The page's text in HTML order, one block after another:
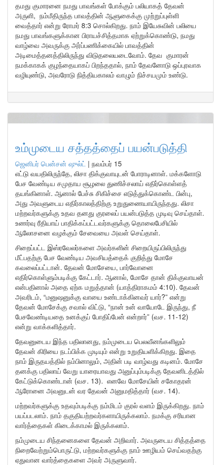
தமது குமாரனை நமது பாவங்கள் போக்கும் பலியாகத் தேவன்
அருளி, நம்மீதிருந்த பாவத்தின் ஆளுகைக்கு முற்றுப்புள்ளி
வைத்தார் என்று ரோமர் 8:3 சொல்கிறது. நாம் இயேசுவின் பலியை
நமது பாவங்களுக்கான பிராயச்சித்தமாக ஏற்றுக்கொண்டு, நமது
வாழ்வை அவருக்கு அர்ப்பணிக்கையில் பாவத்தின்
அடிமைத்தனத்திலிருந்து விடுதலையடைவோம். தேவ குமாரன்
நமக்காகக் குழந்தையாகப் பிறந்ததால், நாம் தேவனோடு ஒப்புரவாக
வழியுண்டு, அவரோடு நித்தியகாலம் வாழும் நிச்சயமும் உண்டு.
உம்முடைய சத்தத்தைப் பயன்படுத்தி
ஜெனிபர் பென்சன் ஷுல்ட் | நவம்பர் 15
எட்டு வயதிலிருந்தே, லிசா திக்குவாயுடன் போராடினாள். மக்களோடு
பேச வேண்டிய சமுதாய சூழலை துணிச்சலாய் எதிர்கொள்ளத்
தயங்கினாள். ஆனால் பேச்சு சிகிச்சை எடுத்துக்கொண்ட பின்பு,
அது அவளுடைய எதிர்காலத்திற்கு உறுதுணையாயிருந்தது. லிசா
மற்றவர்களுக்கு உதவ தனது குரலைப் பயன்படுத்த முடிவு செய்தாள்.
உணர்வு ரீதியாய் பாதிக்கப்பட்டவர்களுக்கு தொலைபேசியில்
ஆலோசனை வழக்கும் சேவையை அவள் செய்தாள்.
சிறைப்பட்ட இஸ்ரவேலர்களை அவர்களின் சிறையிருப்பிலிருந்து
மீட்பதற்கு பேச வேண்டிய அவசியத்தைக் குறித்து மோசே
கவலைப்பட்டான். தேவன் மோசேயை, பார்வோனை
எதிர்கொள்ளும்படிக்கு கேட்டார். ஆனால், மோசே தான் திக்குவாயன்
என்பதினால் அதை ஏற்க மறுத்தான் (யாத்திராகமம் 4:10). தேவன்
அவரிடம், “மனுஷனுக்கு வாயை உண்டாக்கினவர் யார்?” என்று
தேவன் மோசேக்கு சவால் விட்டு, “நான் உன் வாயோடே இருந்து, நீ
பேசவேண்டியதை உனக்குப் போதிப்பேன் என்றார்” (வச. 11-12)
என்று வாக்களித்தார்.
தேவனுடைய இந்த பதிலானது, நம்முடைய பெலவீனங்களிலும்
தேவன் கிரியை நடப்பிக்க முடியும் என்று உறுதியளிக்கிறது. இதை
நாம் இருதயத்தில் நம்பினாலும், அதின் படி வாழ்வது கடினம். மோசே
தனக்கு பதிலாய் வேறு யாரையாவது அனுப்பும்படிக்கு தேவனிடத்தில்
கேட்டுக்கொண்டான் (வச. 13). எனவே மோசேயின் சகோதரன்
ஆரோனை அவனுடன் வர தேவன் அனுமதித்தார் (வச. 14).
மற்றவர்களுக்கு உதவும்படிக்கு நம்மிடம் குரல் வளம் இருக்கிறது. நாம்
பயப்படலாம். நாம் தகுதியற்றவர்களாயிருக்கலாம். நமக்கு சரியான
வார்த்தைகள் கிடைக்காமல் இருக்கலாம்.
நம்முடைய சிந்தனைகளை தேவன் அறிவார். அவருடைய சித்தத்தை
நிறைவேற்றும்பொருட்டு, மற்றவர்களுக்கு நாம் ஊழியம் செய்வதற்கு
ஏதுவான வார்த்தைகளை அவர் அருளுவார்.